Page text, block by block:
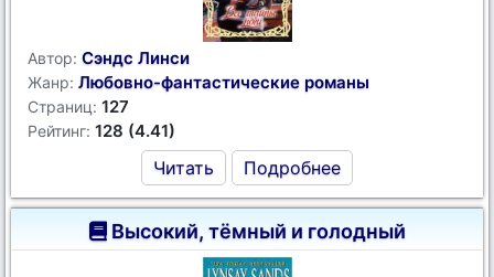
Автор: Сэндс Линси
Жанр: Любовно-фантастические романы
Страниц: 127
Рейтинг: 128 (4.41)
Читать Подробнее
Высокий, тёмный и голодный